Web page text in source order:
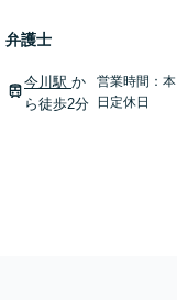
弁護士
今川駅 か
ら徒歩2分
営業時間：本
日定休日